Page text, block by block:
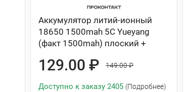
Аккумулятор литий-ионный
18650 1500mah 5C Yueyang
(факт 1500mah) плоский +
129.00 ₽ 149.00 ₽
Доступно к заказу 2405 (Подробнее)